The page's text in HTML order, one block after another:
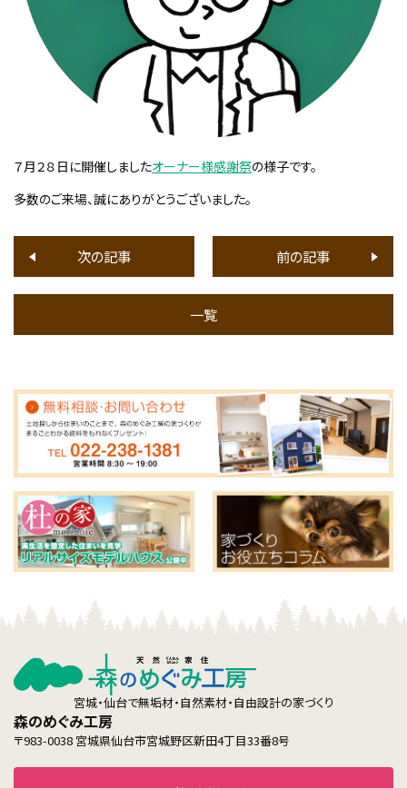
７月２８日に開催しましたオーナー様感謝祭の様子です。
多数のご来場、誠にありがとうございました。
次の記事
一覧
前の記事
宮城・仙台で無垢材・自然素材・自由設計の家づくり
森のめぐみ工房
〒983-0038 宮城県仙台市宮城野区新田4丁目33番8号